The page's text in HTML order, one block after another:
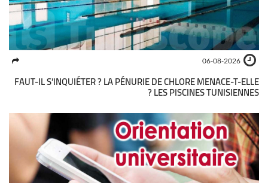
06-08-2026
FAUT-IL S’INQUIÉTER ? LA PÉNURIE DE CHLORE MENACE-T-ELLE
LES PISCINES TUNISIENNES ?